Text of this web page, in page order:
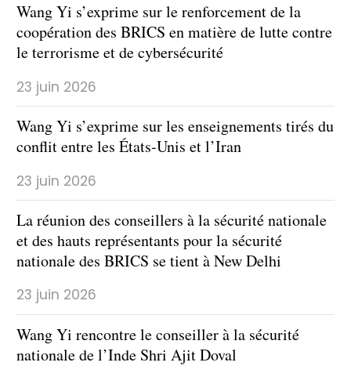
Wang Yi s’exprime sur le renforcement de la
coopération des BRICS en matière de lutte contre
le terrorisme et de cybersécurité
23 juin 2026
Wang Yi s’exprime sur les enseignements tirés du
conflit entre les États-Unis et l’Iran
23 juin 2026
La réunion des conseillers à la sécurité nationale
et des hauts représentants pour la sécurité
nationale des BRICS se tient à New Delhi
23 juin 2026
Wang Yi rencontre le conseiller à la sécurité
nationale de l’Inde Shri Ajit Doval